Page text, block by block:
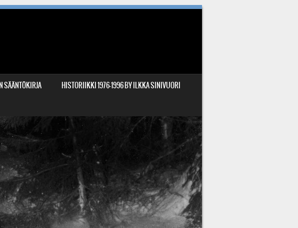
SÄÄNTÖKIRJA
HISTORIIKKI 1976-1996 BY ILKKA SINIVUORI